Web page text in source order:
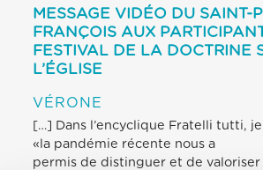
MESSAGE VIDÉO DU SAINT-
FRANÇOIS AUX
FESTIVAL DE LA DOCTRINE
L’ÉGLISE
VÉRONE
[…] Dans l’encyclique Fratelli tutti,
«la pandémie récente nous a
permis de distinguer et de